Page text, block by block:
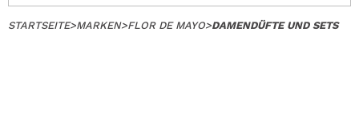
STARTSEITE>MARKEN>FLOR DE MAYO>DAMENDÜFTE UND SETS